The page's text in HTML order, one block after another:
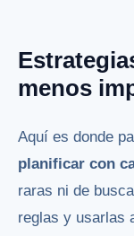
menos
Aquí es donde
planificar con
raras ni de
reglas y usarlas